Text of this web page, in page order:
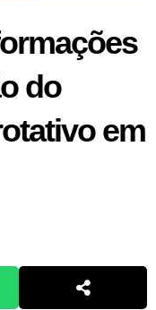
do
em